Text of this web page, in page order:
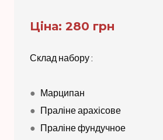
Ціна: 280 грн
Склад набору :
●
Марципан
●
Праліне арахісове
●
Праліне фундучное